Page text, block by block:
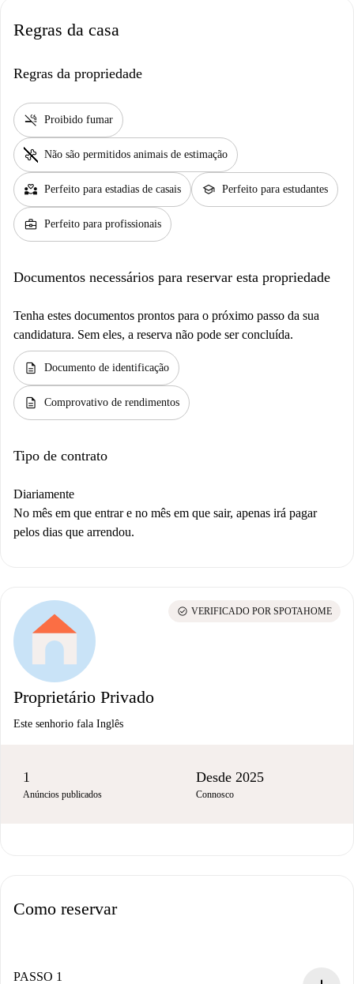
Regras da casa
Regras da propriedade
smoke_free Proibido fumar
pet_supplies Não são permitidos animais de estimação
partner_heart Perfeito para estadias de casais school Perfeito para estudantes
business_center Perfeito para profissionais
Documentos necessários para reservar esta propriedade
Tenha estes documentos prontos para o próximo passo da sua
candidatura. Sem eles, a reserva não pode ser concluída.
description Documento de identificação
description Comprovativo de rendimentos
Tipo de contrato
Diariamente
No mês em que entrar e no mês em que sair, apenas irá pagar
pelos dias que arrendou.
Proprietário Privado
Este senhorio fala Inglês
check_circle VERIFICADO POR SPOTAHOME
1
Anúncios publicados
Desde 2025
Connosco
Como reservar
PASSO 1